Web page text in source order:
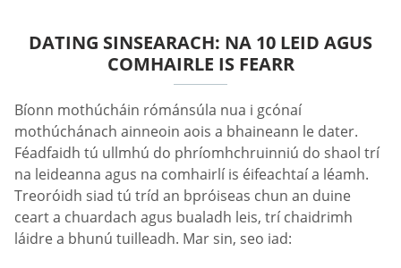
DATING SINSEARACH: NA 10 LEID AGUS
COMHAIRLE IS FEARR
Bíonn mothúcháin rómánsúla nua i gcónaí
mothúchánach ainneoin aois a bhaineann le dater.
Féadfaidh tú ullmhú do phríomhchruinniú do shaol trí
na leideanna agus na comhairlí is éifeachtaí a léamh.
Treoróidh siad tú tríd an bpróiseas chun an duine
ceart a chuardach agus bualadh leis, trí chaidrimh
láidre a bhunú tuilleadh. Mar sin, seo iad: